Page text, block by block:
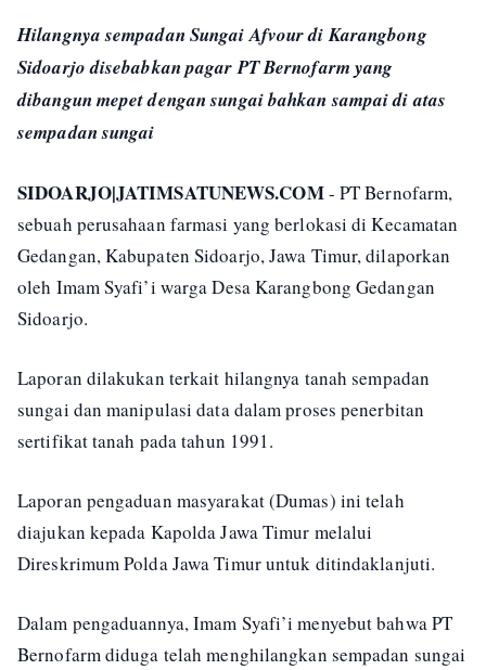
Hilangnya sempadan Sungai Afvour di Karangbong
Sidoarjo disebabkan pagar PT Bernofarm yang
dibangun mepet dengan sungai bahkan sampai di atas
sempadan sungai
SIDOARJO|JATIMSATUNEWS.COM- PT Bernofarm,
sebuah perusahaan farmasi yang berlokasi di Kecamatan
Gedangan, Kabupaten Sidoarjo, Jawa Timur, dilaporkan
oleh Imam Syafi’i warga Desa Karangbong Gedangan
Sidoarjo.
Laporan dilakukan terkait hilangnya tanah sempadan
sungai dan manipulasi data dalam proses penerbitan
sertifikat tanah pada tahun 1991.
Laporan pengaduan masyarakat (Dumas) ini telah
diajukan kepada Kapolda Jawa Timur melalui
Direskrimum Polda Jawa Timur untuk ditindaklanjuti.
Dalam pengaduannya, Imam Syafi’i menyebut bahwa PT
Bernofarm diduga telah menghilangkan sempadan sungai